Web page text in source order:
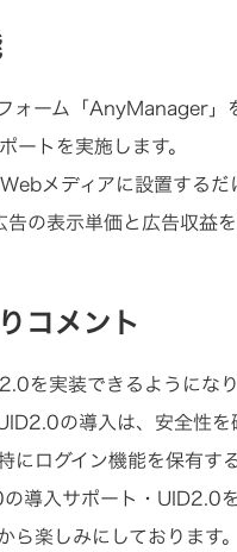
ォーム「AnyManager」
トを実施します。
メディアに設置するだ
の表示単価と広告収益
コメント
を実装できるようにな
の導入は、安全性
ログイン機能を保有す
導入サポート・UID2.0
楽しみにしております。